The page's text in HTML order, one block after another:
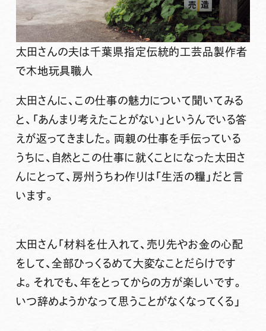
太田さんの夫は千葉県指定伝統的工芸品製作者
で木地玩具職人
太田さんに、この仕事の魅力について聞いてみる
と、「あんまり考えたことがない」というんでいる答
えが返ってきました。両親の仕事を手伝っている
うちに、自然とこの仕事に就くことになった太田さ
んにとって、房州うちわ作りは「生活の糧」だと言
います。
太田さん 「材料を仕入れて、売り先やお金の心配
をして、全部ひっくるめて大変なことだらけです
よ。それでも、年をとってからの方が楽しいです。
いつ辞めようかなって思うことがなくなってくる」